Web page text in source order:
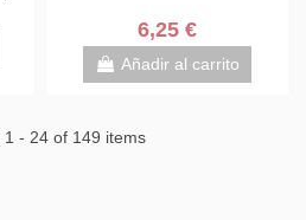
6,25 €
Añadir al carrito
1 - 24 of 149 items